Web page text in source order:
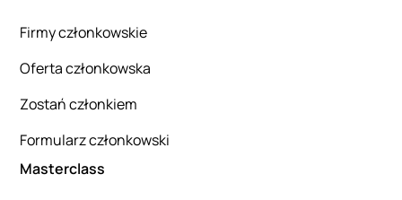
Firmy członkowskie
Oferta członkowska
Zostań członkiem
Formularz członkowski
Masterclass